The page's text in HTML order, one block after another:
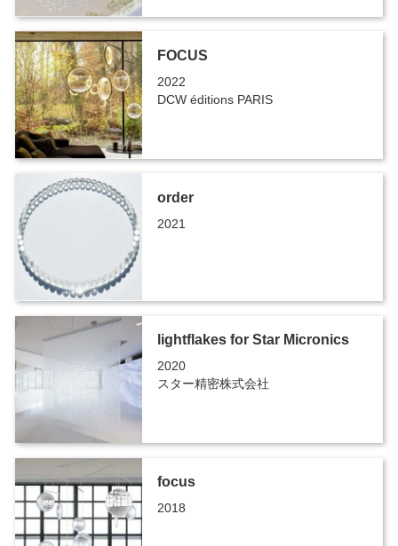
FOCUS
2022
DCW éditions PARIS
order
2021
lightflakes for Star Micronics
2020
スター精密株式会社
focus
2018